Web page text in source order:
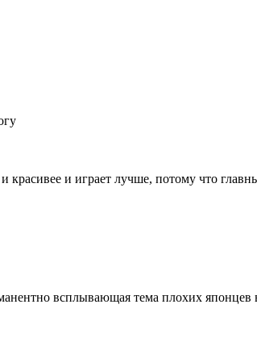
красивее и играет лучше, потому что
всплывающая тема плохих японцев